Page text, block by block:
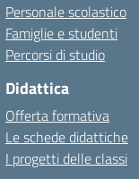
Personale scolastico
Famiglie e studenti
Percorsi di studio
Didattica
Offerta formativa
Le schede didattiche
I progetti delle classi